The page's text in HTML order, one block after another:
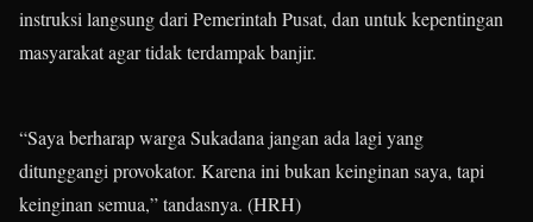
instruksi langsung dari Pemerintah Pusat, dan untuk kepentingan
masyarakat agar tidak terdampak banjir.
“Saya berharap warga Sukadana jangan ada lagi yang
ditunggangi provokator. Karena ini bukan keinginan saya, tapi
keinginan semua,” tandasnya. (HRH)